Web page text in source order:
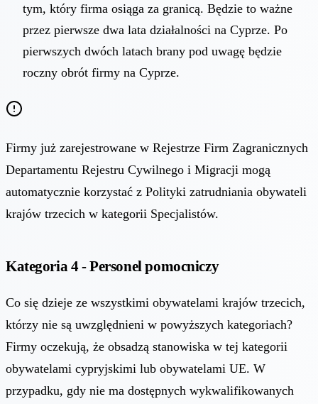
tym, który firma osiąga za granicą. Będzie to ważne
przez pierwsze dwa lata działalności na Cyprze. Po
pierwszych dwóch latach brany pod uwagę będzie
roczny obrót firmy na Cyprze.
Firmy już zarejestrowane w Rejestrze Firm Zagranicznych
Departamentu Rejestru Cywilnego i Migracji mogą
automatycznie korzystać z Polityki zatrudniania obywateli
krajów trzecich w kategorii Specjalistów.
Kategoria 4 - Personel pomocniczy
Co się dzieje ze wszystkimi obywatelami krajów trzecich,
którzy nie są uwzględnieni w powyższych kategoriach?
Firmy oczekują, że obsadzą stanowiska w tej kategorii
obywatelami cypryjskimi lub obywatelami UE. W
przypadku, gdy nie ma dostępnych wykwalifikowanych